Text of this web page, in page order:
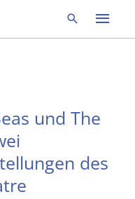
Suchen
und The
des